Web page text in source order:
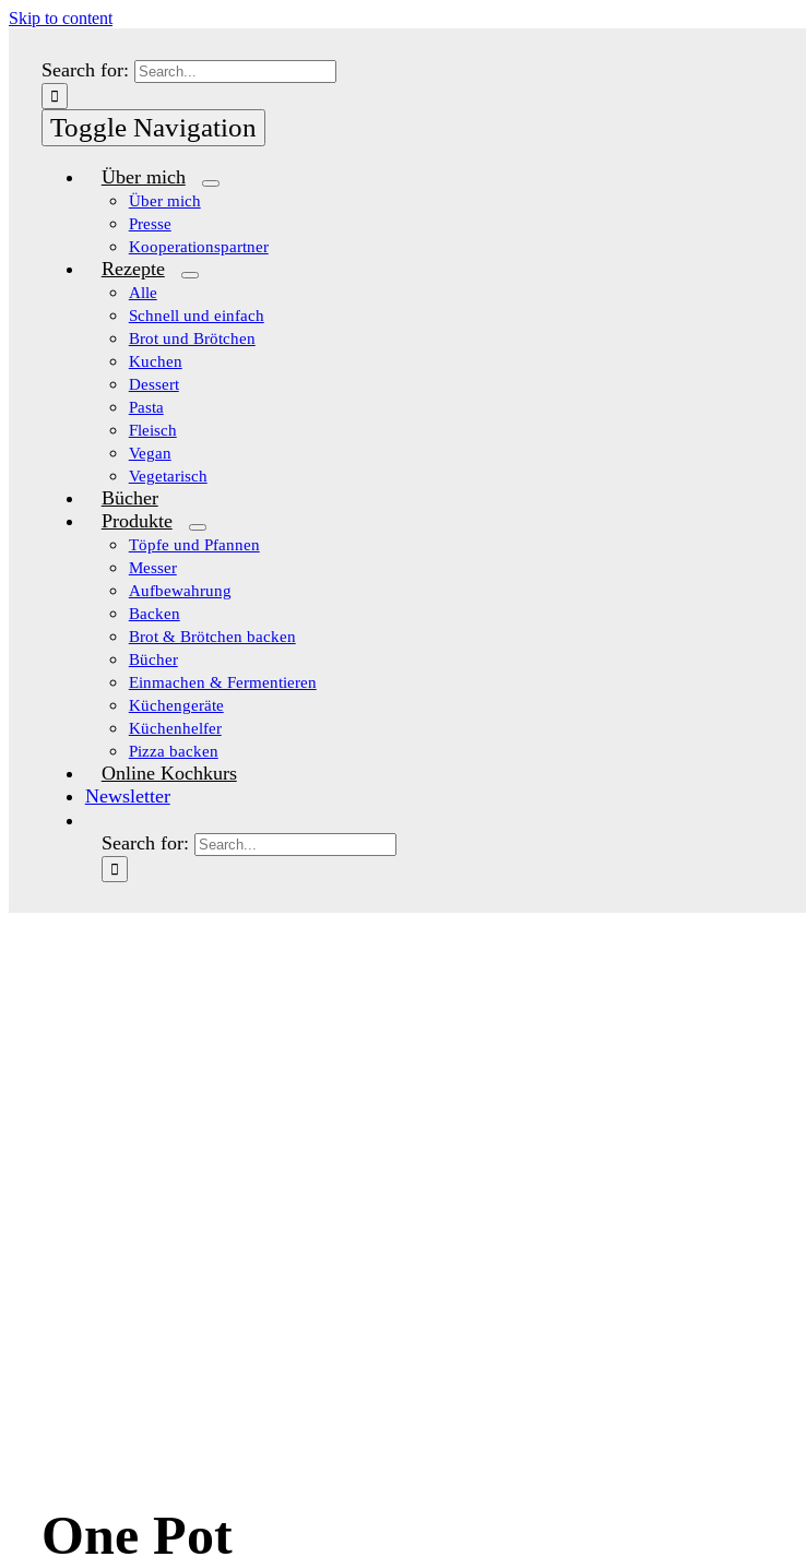
Skip to content
Search for:
Toggle Navigation
Über mich
Über mich
Presse
Kooperationspartner
Rezepte
Alle
Schnell und einfach
Brot und Brötchen
Kuchen
Dessert
Pasta
Fleisch
Vegan
Vegetarisch
Bücher
Produkte
Töpfe und Pfannen
Messer
Aufbewahrung
Backen
Brot & Brötchen backen
Bücher
Einmachen & Fermentieren
Küchengeräte
Küchenhelfer
Pizza backen
Online Kochkurs
Newsletter
Search for:
One Pot